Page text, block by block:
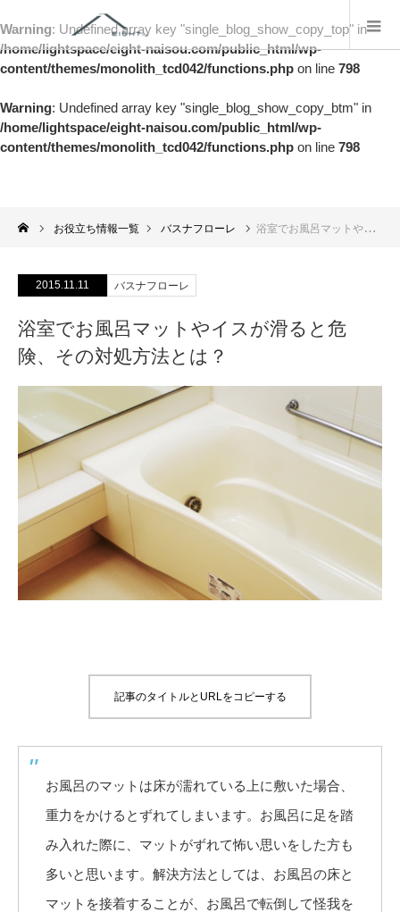
Warning: Undefined array key "single_blog_show_copy_top" in
/home/lightspace/eight-naisou.com/public_html/wp-
content/themes/monolith_tcd042/functions.php on line 798
Warning: Undefined array key "single_blog_show_copy_btm" in
/home/lightspace/eight-naisou.com/public_html/wp-
content/themes/monolith_tcd042/functions.php on line 798
お役立ち情報一覧 バスナフローレ 浴室でお風呂マットやイスが滑ると危険、その対処方法とは？
2015.11.11 バスナフローレ
浴室でお風呂マットやイスが滑ると危
険、その対処方法とは？
記事のタイトルとURLをコピーする
お風呂のマットは床が濡れている上に敷いた場合、
重力をかけるとずれてしまいます。お風呂に足を踏
み入れた際に、マットがずれて怖い思いをした方も
多いと思います。解決方法としては、お風呂の床と
マットを接着することが、お風呂で転倒して怪我を